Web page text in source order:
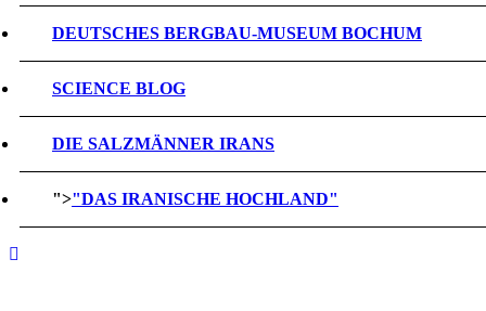
DEUTSCHES BERGBAU-MUSEUM BOCHUM
SCIENCE BLOG
DIE SALZMÄNNER IRANS
">"DAS IRANISCHE HOCHLAND"